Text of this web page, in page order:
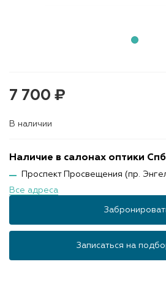
7 700 ₽
В наличии
Наличие в салонах оптики Спб
Проспект Просвещения (пр.
Все адреса
Записаться на